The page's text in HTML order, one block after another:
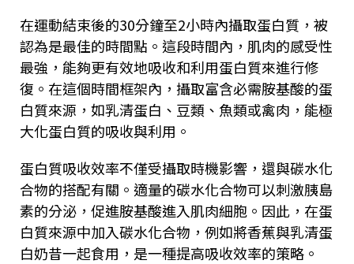
在運動結束後的30分鐘至2小時內攝取蛋白質，被
認為是最佳的時間點。這段時間內，肌肉的感受性
最強，能夠更有效地吸收和利用蛋白質來進行修
復。在這個時間框架內，攝取富含必需胺基酸的蛋
白質來源，如乳清蛋白、豆類、魚類或禽肉，能極
大化蛋白質的吸收與利用。
蛋白質吸收效率不僅受攝取時機影響，還與碳水化
合物的搭配有關。適量的碳水化合物可以刺激胰島
素的分泌，促進胺基酸進入肌肉細胞。因此，在蛋
白質來源中加入碳水化合物，例如將香蕉與乳清蛋
白奶昔一起食用，是一種提高吸收效率的策略。